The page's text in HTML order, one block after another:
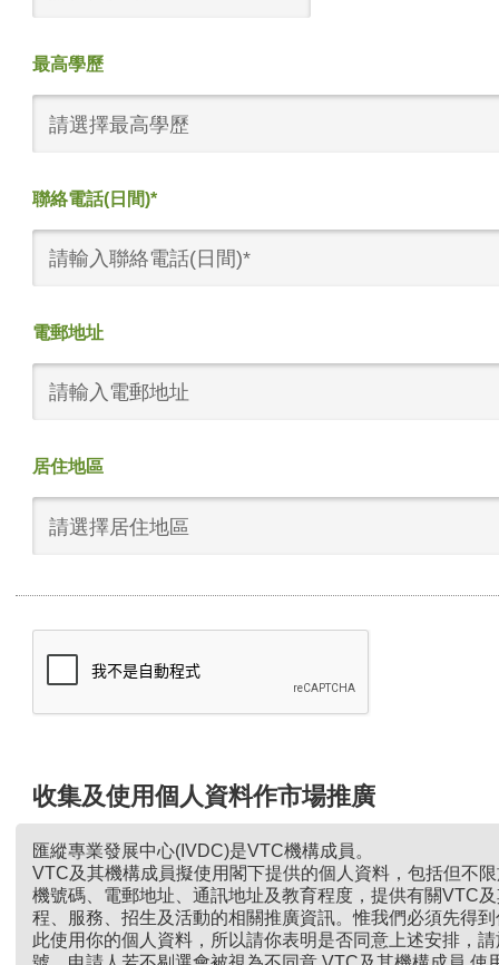
最高學歷
請選擇最高學歷
聯絡電話(日間)*
電郵地址
居住地區
請選擇居住地區
收集及使用個人資料作市場推廣
匯縱專業發展中心(IVDC)是VTC機構成員。
VTC及其機構成員擬使用閣下提供的個人資料，包括但不
機號碼、電郵地址、通訊地址及教育程度，提供有關VTC
程、服務、招生及活動的相關推廣資訊。惟我們必須先得
此使用你的個人資料，所以請你表明是否同意上述安排，